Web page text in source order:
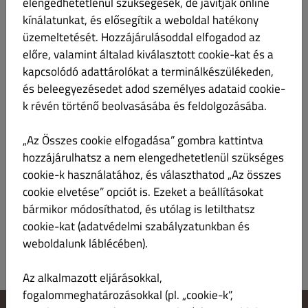
Étlap Munkaidő Információ Kuponok Allergének
Brandy Összes Chef Ajánlata Levesek nagyadag
Brandy
Szigligeti MANIBATO
Brandy 0,7l 40% (2010)
Ft 14,890.00
Termékismertető
kínálatunkat, és elősegítik a weboldal hatékony
üzemeltetését. Hozzájárulásoddal elfogadod az
előre, valamint általad kiválasztott cookie-kat és a
kapcsolódó adattárolókat a terminálkészülékeden,
és beleegyezésedet adod személyes adataid cookie-
k révén történő beolvasásába és feldolgozásába.
„Az Összes cookie elfogadása” gombra kattintva
hozzájárulhatsz a nem elengedhetetlenül szükséges
cookie-k használatához, és választhatod „Az összes
cookie elvetése” opciót is. Ezeket a beállításokat
bármikor módosíthatod, és utólag is letilthatsz
cookie-kat (adatvédelmi szabályzatunkban és
weboldalunk láblécében).
Az alkalmazott eljárásokkal,
fogalommeghatározásokkal (pl. „cookie-k”,